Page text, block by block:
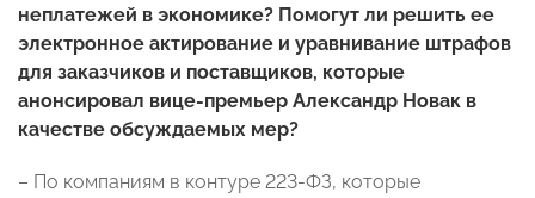
неплатежей в экономике? Помогут ли решить ее
электронное актирование и уравнивание штрафов
для заказчиков и поставщиков, которые
анонсировал вице-премьер Александр Новак в
качестве обсуждаемых мер?
– По компаниям в контуре 223-ФЗ, которые